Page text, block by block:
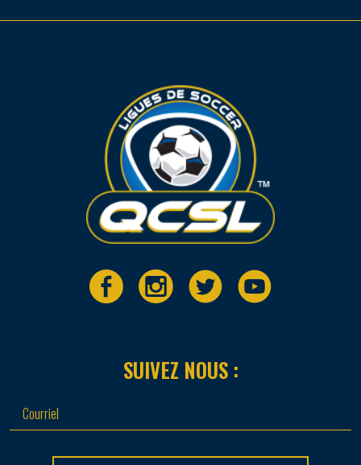
SUIVEZ NOUS :